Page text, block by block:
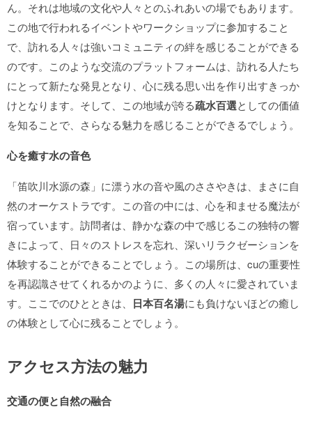
ん。それは地域の文化や人々とのふれあいの場でもあります。
この地で行われるイベントやワークショップに参加すること
で、訪れる人々は強いコミュニティの絆を感じることができる
のです。このような交流のプラットフォームは、訪れる人たち
にとって新たな発見となり、心に残る思い出を作り出すきっか
けとなります。そして、この地域が誇る疏水百選としての価値
を知ることで、さらなる魅力を感じることができるでしょう。
心を癒す水の音色
「笛吹川水源の森」に漂う水の音や風のささやきは、まさに自
然のオーケストラです。この音の中には、心を和ませる魔法が
宿っています。訪問者は、静かな森の中で感じるこの独特の響
きによって、日々のストレスを忘れ、深いリラクゼーションを
体験することができることでしょう。この場所は、cuの重要性
を再認識させてくれるかのように、多くの人々に愛されていま
す。ここでのひとときは、 日本百名湯にも負けないほどの癒し
の体験として心に残ることでしょう。
アクセス方法の魅力
交通の便と自然の融合